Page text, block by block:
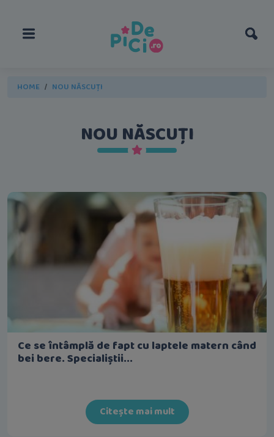
HOME NOU NĂSCUȚI
NOU NĂSCUȚI
Ce se întâmplă de fapt cu laptele matern când
bei bere. Specialiștii...
Citește mai mult